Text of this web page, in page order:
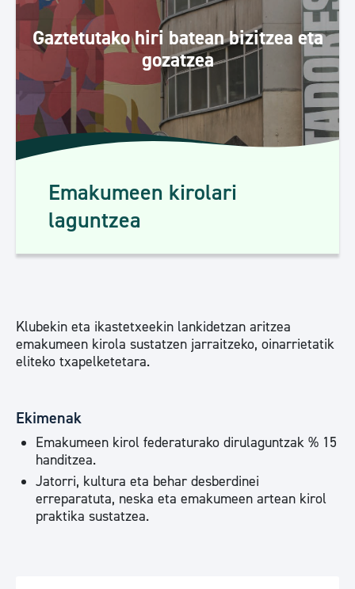
Gaztetutako hiri batean bizitzea eta
gozatzea
Emakumeen kirolari
laguntzea
Klubekin eta ikastetxeekin lankidetzan aritzea
emakumeen kirola sustatzen jarraitzeko, oinarrietatik
eliteko txapelketetara.
Ekimenak
Emakumeen kirol federaturako dirulaguntzak % 15
handitzea.
Jatorri, kultura eta behar desberdinei
erreparatuta, neska eta emakumeen artean kirol
praktika sustatzea.